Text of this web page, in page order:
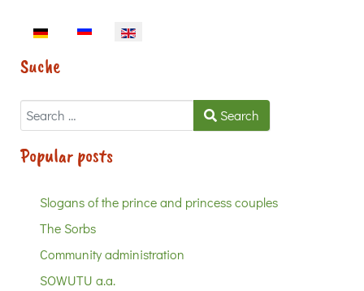
Select your language
Suche
Search Search
Popular posts
Slogans of the prince and princess couples
The Sorbs
Community administration
SOWUTU a.a.